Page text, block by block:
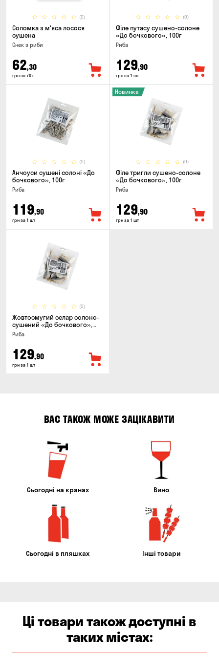
(0)
Соломка з м'яса лосося
сушена
Снек з риби
62,30
грн за 70 г
(0)
Філе путасу сушено-солоне
«До бочкового», 100г
Риба
129,90
грн за 1 шт
(0)
Анчоуси сушені солоні «До
бочкового», 100г
Риба
119,90
грн за 1 шт
(0)
Новинка
Філе тригли сушено-солоне
«До бочкового», 100г
Риба
129,90
грн за 1 шт
(0)
Жовтосмугий селар солоно-
сушений «До бочкового»,
100г
Риба
129,90
грн за 1 шт
ВАС ТАКОЖ МОЖЕ ЗАЦІКАВИТИ
Сьогодні на кранах Вино
Сьогодні в пляшках Інші товари
Ці товари також доступні в
таких містах: